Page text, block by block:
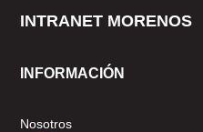
INTRANET MORENOS
INFORMACIÓN
Nosotros